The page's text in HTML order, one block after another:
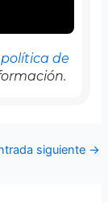
política de
siguiente →